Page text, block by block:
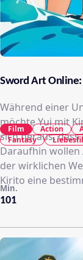
Sword Art
Während einer
möchte Yui mit
sich heraus,
Daraufhin wollen
der wirklichen
Kirito eine
101
Min.
Film Action
Fantasy